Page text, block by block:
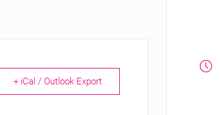
+ iCal / Outlook Export